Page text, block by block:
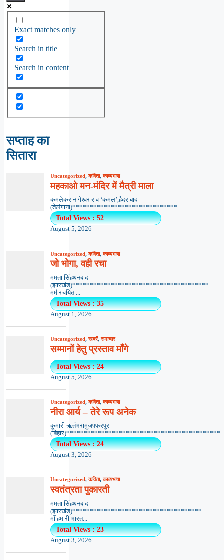
Exact matches only
Search in title
Search in content
सप्ताह का
सितारा
Uncategorized,कविता,काव्यभाषा
महकाओ मन-मंदिर में मैत्री माला
कमलेकर नागेश्वर राव ‘कमल’,हैदराबाद
(तेलंगाना)******************************...
Total Views : 52
August 5, 2026
Uncategorized,कविता,काव्यभाषा
जो भोगा, वही रचा
ममता सिंहधनबाद
(झारखंड)***************************************
मर्म रचयिता...
Total Views : 35
August 1, 2026
Uncategorized,खबरें,समाचार
सम्मानों हेतु प्रस्ताव माँगे
Total Views : 24
August 5, 2026
Uncategorized,कविता,काव्यभाषा
नीरा आर्य – तेरे रूप अनेक
कुमारी ऋतंभरामुजफ्फरपुर
Total Views : 24
August 3, 2026
Uncategorized,कविता,काव्यभाषा
स्वतंत्रता पुकारती
ममता सिंहधनबाद
(झारखंड)*************************************
माँ हमारी भारत...
Total Views : 23
August 3, 2026